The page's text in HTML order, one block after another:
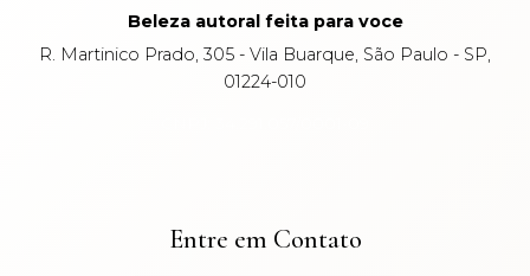
Beleza autoral feita para voce
R. Martinico Prado, 305 - Vila Buarque, São Paulo - SP,
01224-010
Entre em Contato